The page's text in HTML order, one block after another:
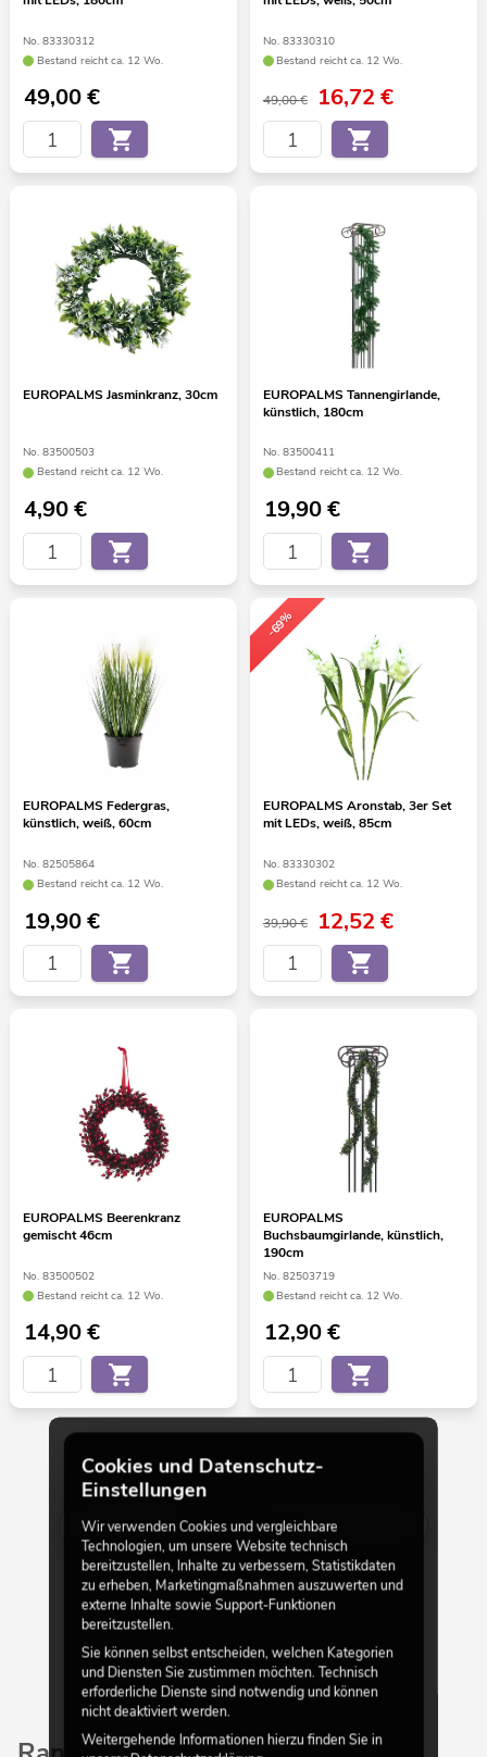
No. 83330312
Bestand reicht ca. 12 Wo.
49,00€
No. 83330310
Bestand reicht ca. 12 Wo.
49,00 € 16,72 €
EUROPALMS Jasminkranz, 30cm
No. 83500503
Bestand reicht ca. 12 Wo.
4,90€
EUROPALMS Tannengirlande,
künstlich, 180cm
No. 83500411
Bestand reicht ca. 12 Wo.
19,90€
EUROPALMS Federgras,
künstlich, weiß, 60cm
No. 82505864
Bestand reicht ca. 12 Wo.
19,90€
-69%
EUROPALMS Aronstab, 3er Set
mit LEDs, weiß, 85cm
No. 83330302
Bestand reicht ca. 12 Wo.
39,90 € 12,52 €
EUROPALMS Beerenkranz
gemischt 46cm
No. 83500502
Bestand reicht ca. 12 Wo.
14,90€
EUROPALMS
Buchsbaumgirlande, künstlich,
190cm
No. 82503719
Bestand reicht ca. 12 Wo.
12,90€
30 von 92
Mehr anzeigen
Cookies und Datenschutz-
Einstellungen
Wir verwenden Cookies und vergleichbare
Technologien, um unsere Website technisch
bereitzustellen, Inhalte zu verbessern, Statistikdaten
zu erheben, Marketingmaßnahmen auszuwerten und
externe Inhalte sowie Support-Funktionen
bereitzustellen.
Sie können selbst entscheiden, welchen Kategorien
und Diensten Sie zustimmen möchten. Technisch
erforderliche Dienste sind notwendig und können
nicht deaktiviert werden.
Weitergehende Informationen hierzu finden Sie in